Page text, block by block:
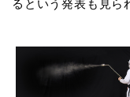
るという発表も見ら